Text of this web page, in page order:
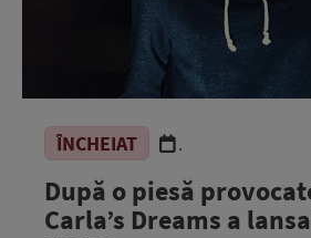
ÎNCHEIAT .
După o piesă
Carla’s Dreams a